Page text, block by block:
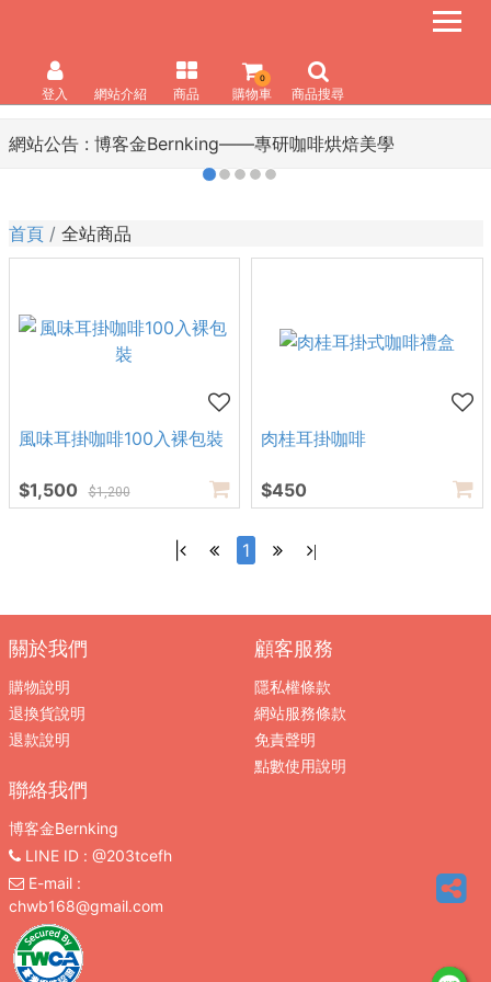
網站公告 : 博客金Bernking――專研咖啡烘焙美學
登入 網站介紹 商品 購物車
0
商品搜尋
首頁 全站商品
風味耳掛咖啡100入裸包裝
$1,500 $1,200
肉桂耳掛咖啡
$450
1 |
關於我們
購物說明
退換貨說明
退款說明
顧客服務
隱私權條款
網站服務條款
免責聲明
點數使用說明
聯絡我們
博客金Bernking
LINE ID: @203tcefh
E-mail:
chwb168@gmail.com